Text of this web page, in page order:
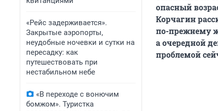
«Рейс задерживается».
Закрытые аэропорты,
неудобные ночевки и сутки на
пересадку: как
путешествовать при
нестабильном небе
«В переходе с вонючим
бомжом». Туристка
опасный
Корчагин
по-прежнему
а очередной
проблемой